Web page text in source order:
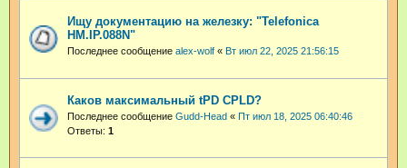
Ищу документацию на железку: "Telefonica
HM.IP.088N"
Последнее сообщение alex-wolf « Вт июл 22, 2025 21:56:15
Каков максимальный tPD CPLD?
Последнее сообщение Gudd-Head « Пт июл 18, 2025 06:40:46
Ответы: 1